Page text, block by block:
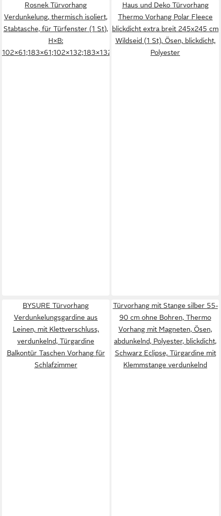
Rosnek Türvorhang
Verdunkelung, thermisch isoliert,
Stabtasche, für Türfenster (1 St),
H×B:
102×61;183×61;102×132;183×132
Haus und Deko Türvorhang
Thermo Vorhang Polar Fleece
blickdicht extra breit 245x245 cm
Wildseid (1 St), Ösen, blickdicht,
Polyester
BYSURE Türvorhang
Verdunkelungsgardine aus
Leinen, mit Klettverschluss,
verdunkelnd, Türgardine
Balkontür Taschen Vorhang für
Schlafzimmer
Türvorhang mit Stange silber 55-
90 cm ohne Bohren, Thermo
Vorhang mit Magneten, Ösen,
abdunkelnd, Polyester, blickdicht,
Schwarz Eclipse, Türgardine mit
Klemmstange verdunkelnd